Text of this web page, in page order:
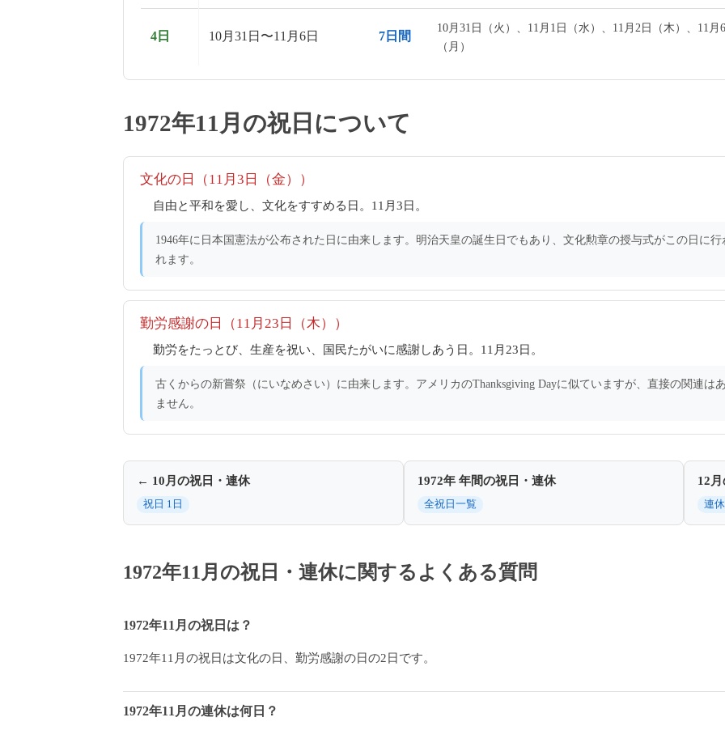
4日 10月31日〜11月6日 7日間
10月31日（火）、11月1日（水）、11月2日（木）、11月
（月）
1972年11月の祝日について
文化の日（11月3日（金））
自由と平和を愛し、文化をすすめる日。11月3日。
1946年に日本国憲法が公布された日に由来します。明治天皇の誕生日でもあり、文化勲章の授与式がこの日に行
れます。
勤労感謝の日（11月23日（木））
勤労をたっとび、生産を祝い、国民たがいに感謝しあう日。11月23日。
古くからの新嘗祭（にいなめさい）に由来します。アメリカのThanksgiving Dayに似ていますが、直接の関連は
ません。
← 10月の祝日・連休
祝日 1日
1972年 年間の祝日・連休
全祝日一覧
12
連
1972年11月の祝日・連休に関するよくある質問
1972年11月の祝日は？
1972年11月の祝日は文化の日、勤労感謝の日の2日です。
1972年11月の連休は何日？